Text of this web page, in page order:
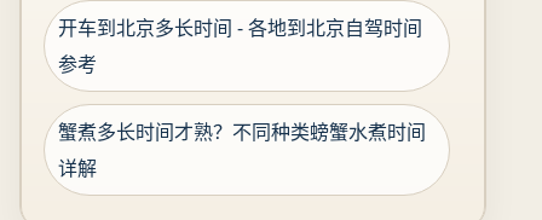
开车到北京多长时间 - 各地到北京自驾时间
参考
蟹煮多长时间才熟？不同种类螃蟹水煮时间
详解